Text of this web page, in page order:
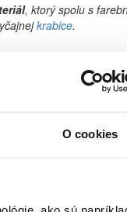
O cookies
, ktorý spolu s
krabice.
dreva. Vhodne sa
drevitej vlny, ale
poplatkoch